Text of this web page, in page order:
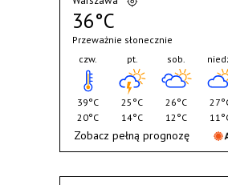
36°C
Przeważnie słonecznie
czw.
39°C
20°C
pt.
25°C
14°C
sob.
26°C
12°C
Zobacz pełną prognozę